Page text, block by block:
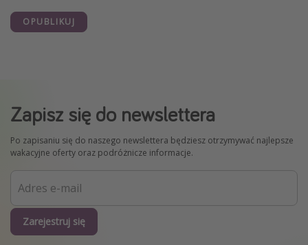
OPUBLIKUJ
Zapisz się do newslettera
Po zapisaniu się do naszego newslettera będziesz otrzymywać najlepsze
wakacyjne oferty oraz podróżnicze informacje.
Zarejestruj się